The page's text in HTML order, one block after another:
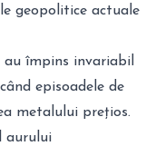
geopolitice actuale
au împins invariabil
episoadele de
metalului prețios.
aurului